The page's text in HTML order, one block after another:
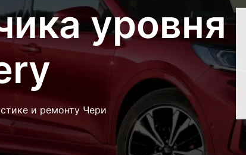
уровня
и ремонту Чери